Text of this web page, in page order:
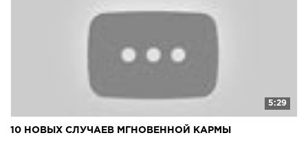
5:29
10 НОВЫХ СЛУЧАЕВ МГНОВЕННОЙ КАРМЫ